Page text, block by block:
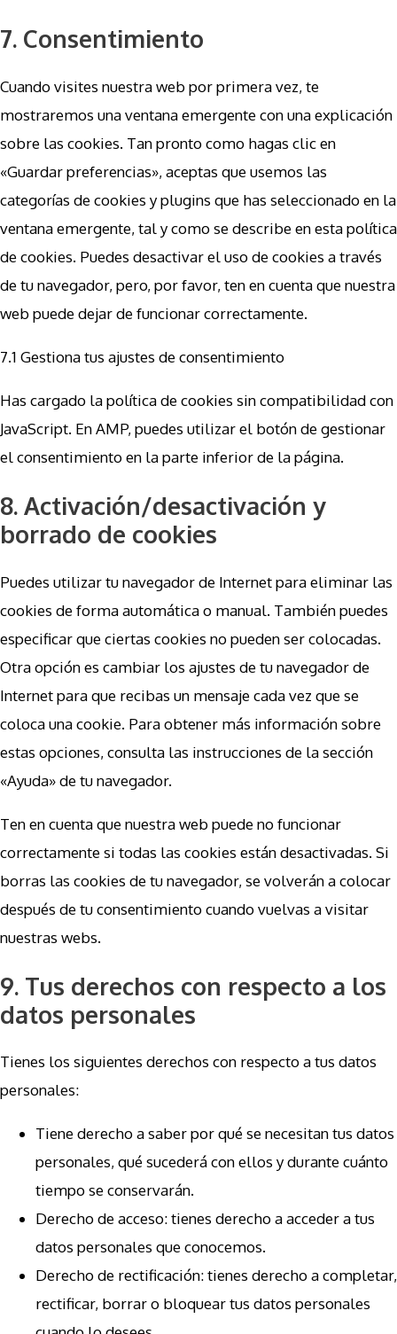
7. Consentimiento
Cuando visites nuestra web por primera vez, te
mostraremos una ventana emergente con una explicación
sobre las cookies. Tan pronto como hagas clic en
«Guardar preferencias», aceptas que usemos las
categorías de cookies y plugins que has seleccionado en la
ventana emergente, tal y como se describe en esta política
de cookies. Puedes desactivar el uso de cookies a través
de tu navegador, pero, por favor, ten en cuenta que nuestra
web puede dejar de funcionar correctamente.
7.1 Gestiona tus ajustes de consentimiento
Has cargado la política de cookies sin compatibilidad con
JavaScript. En AMP, puedes utilizar el botón de gestionar
el consentimiento en la parte inferior de la página.
8. Activación/desactivación y
borrado de cookies
Puedes utilizar tu navegador de Internet para eliminar las
cookies de forma automática o manual. También puedes
especificar que ciertas cookies no pueden ser colocadas.
Otra opción es cambiar los ajustes de tu navegador de
Internet para que recibas un mensaje cada vez que se
coloca una cookie. Para obtener más información sobre
estas opciones, consulta las instrucciones de la sección
«Ayuda» de tu navegador.
Ten en cuenta que nuestra web puede no funcionar
correctamente si todas las cookies están desactivadas. Si
borras las cookies de tu navegador, se volverán a colocar
después de tu consentimiento cuando vuelvas a visitar
nuestras webs.
9. Tus derechos con respecto a los
datos personales
Tienes los siguientes derechos con respecto a tus datos
personales:
Tiene derecho a saber por qué se necesitan tus datos
personales, qué sucederá con ellos y durante cuánto
tiempo se conservarán.
Derecho de acceso: tienes derecho a acceder a tus
datos personales que conocemos.
Derecho de rectificación: tienes derecho a completar,
rectificar, borrar o bloquear tus datos personales